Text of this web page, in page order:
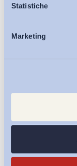
Statistiche
Marketing
Osservatori
Eventi